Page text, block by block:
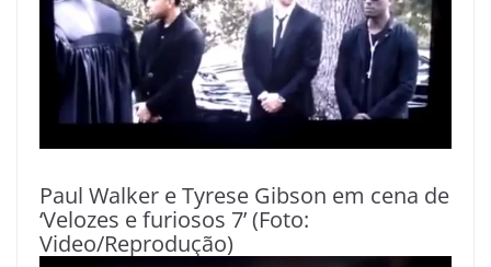
Paul Walker e Tyrese Gibson em cena de
‘Velozes e furiosos 7’ (Foto:
Video/Reprodução)